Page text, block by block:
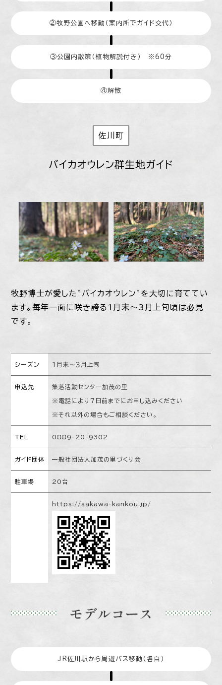
②牧野公園へ移動（案内所でガイド交代）
③公園内散策（植物解説付き） ※60分
④解散
佐川町
バイカオウレン群生地ガイド
牧野博士が愛した”バイカオウレン”を大切に育ててい
ます。毎年一面に咲き誇る1月末～3月上旬頃は必見
です。
シーズン １月末～３月上旬
申込先 集落活動センター加茂の里
※電話により７日前までにお申し込みください
※それ以外の場合もご相談ください。
TEL 0889-20-9302
ガイド団体 一般社団法人加茂の里づくり会
駐車場 20台
https://sakawa-kankou.jp/
JR佐川駅から周遊バス移動（各自）